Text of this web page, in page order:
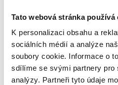
Tato webová stránka používá
K personalizaci obsahu a
sociálních médií a analýze
soubory cookie. Informace o
sdílíme se svými partnery pro
analýzy. Partneři tyto údaje